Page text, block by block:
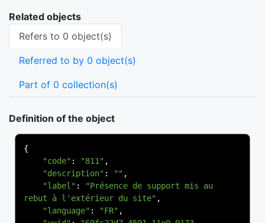
Related objects
Refers to 0 object(s)
Referred to by 0 object(s)
Part of 0 collection(s)
Definition of the object
{
"code" : "811" ,
"description" : "" ,
"label" :
"Présence de support mis au
rebut à l'extérieur du site" ,
"language" : "FR" ,